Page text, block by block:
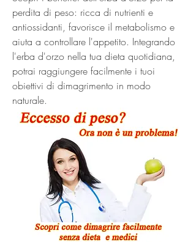
perdita di peso: ricca di nutrienti e
antiossidanti, favorisce il metabolismo e
aiuta a controllare l'appetito. Integrando
l'erba d'orzo nella tua dieta quotidiana,
potrai raggiungere facilmente i tuoi
obiettivi di dimagrimento in modo
naturale.